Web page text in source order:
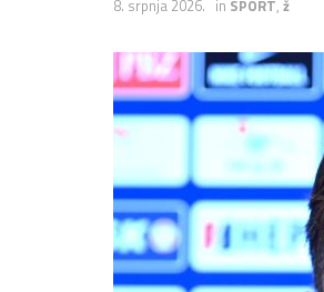
8. srpnja 2026. in SPORT, ž